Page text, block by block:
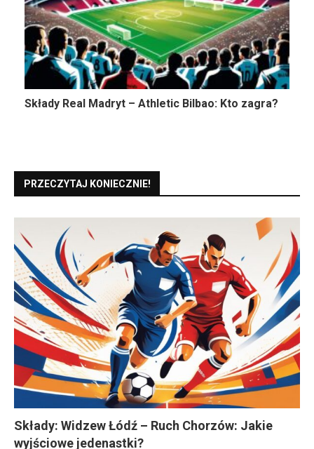
Składy Real Madryt – Athletic Bilbao: Kto zagra?
PRZECZYTAJ KONIECZNIE!
Składy: Widzew Łódź – Ruch Chorzów: Jakie
wyjściowe jedenastki?